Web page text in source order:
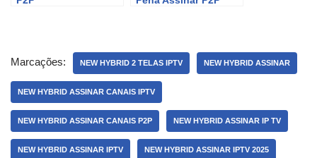
Marcações: NEW HYBRID 2 TELAS IPTV NEW HYBRID ASSINAR
NEW HYBRID ASSINAR CANAIS IPTV
NEW HYBRID ASSINAR CANAIS P2P NEW HYBRID ASSINAR IP TV
NEW HYBRID ASSINAR IPTV NEW HYBRID ASSINAR IPTV 2025